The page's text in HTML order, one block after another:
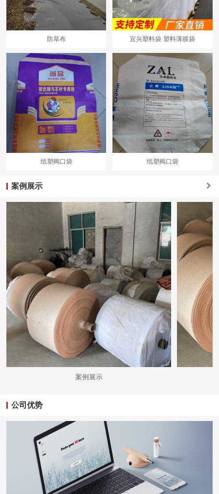
防草布 宜兴塑料袋 塑料薄膜袋
纸塑阀口袋 纸塑阀口袋
案例展示
案例展示
公司优势